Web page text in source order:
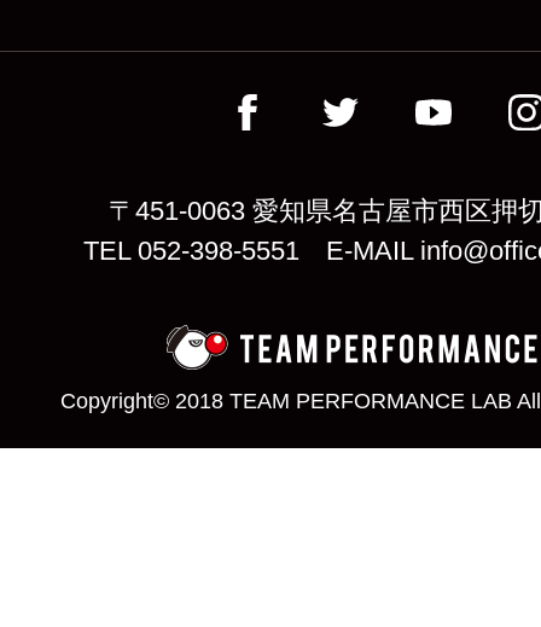
〒451-0063 愛知県名古屋市西区押
TEL 052-398-5551 E-MAIL
Copyright© 2018 TEAM PERFORMANCE LAB